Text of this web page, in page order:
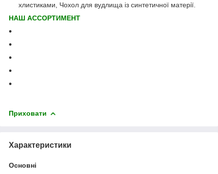
хлистиками, Чохол для вудлища із синтетичної матерії.
НАШ АССОРТИМЕНТ
Приховати
Характеристики
Основні